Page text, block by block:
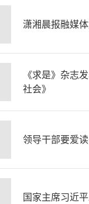
潇湘晨报融媒
《求是》杂志
社会》
领导干部要爱
国家主席习近